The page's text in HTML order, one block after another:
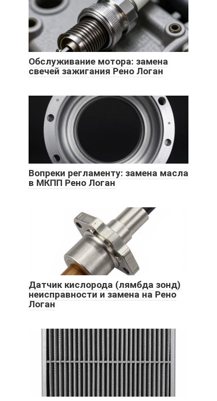
Обслуживание мотора: замена
свечей зажигания Рено Логан
Вопреки регламенту: замена масла
в МКПП Рено Логан
Датчик кислорода (лямбда зонд)
неисправности и замена на Рено
Логан